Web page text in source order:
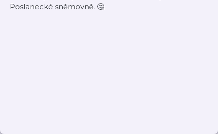
Poslanecké sněmovně. 🤔